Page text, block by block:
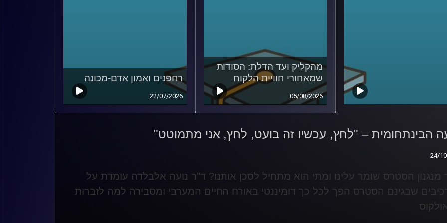
24/
מהקליק ועד הדלת: הסודות
שמאחורי חוויית הלקוח
05/08/2026
רחפנים ואמון אדם-מכונה
22/07/2026
הבינתחומית – "לחץ, עכשיו זה בועט, לחץ, אני מתמוטט"
24/
מנגנון הסטרס שומר עלינו ומתי הוא מתחיל לסכן אותנו? ד"ר נועה אלבלדה עומדת על
שבגינם הסטרס הפך לכל כך דומיננטי באורח החיים המערבי ומסבירה למה לזברות